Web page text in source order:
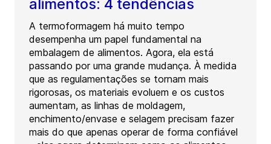
alimentos: 4 tendências
A termoformagem há muito tempo
desempenha um papel fundamental na
embalagem de alimentos. Agora, ela está
passando por uma grande mudança. À medida
que as regulamentações se tornam mais
rigorosas, os materiais evoluem e os custos
aumentam, as linhas de moldagem,
enchimento/envase e selagem precisam fazer
mais do que apenas operar de forma confiável